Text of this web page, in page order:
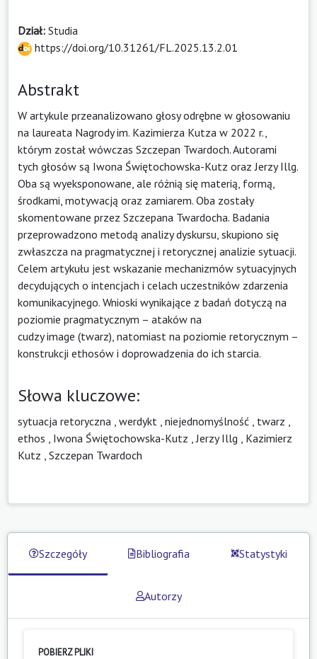
Dział: Studia
https://doi.org/10.31261/FL.2025.13.2.01
Abstrakt
W artykule przeanalizowano głosy odrębne w głosowaniu
na laureata Nagrody im. Kazimierza Kutza w 2022 r.,
którym został wówczas Szczepan Twardoch. Autorami
tych głosów są Iwona Świętochowska-Kutz oraz Jerzy Illg.
Oba są wyeksponowane, ale różnią się materią, formą,
środkami, motywacją oraz zamiarem. Oba zostały
skomentowane przez Szczepana Twardocha. Badania
przeprowadzono metodą analizy dyskursu, skupiono się
zwłaszcza na pragmatycznej i retorycznej analizie sytuacji.
Celem artykułu jest wskazanie mechanizmów sytuacyjnych
decydujących o intencjach i celach uczestników zdarzenia
komunikacyjnego. Wnioski wynikające z badań dotyczą na
poziomie pragmatycznym – ataków na
cudzy image (twarz), natomiast na poziomie retorycznym –
konstrukcji ethosów i doprowadzenia do ich starcia.
Słowa kluczowe:
sytuacja retoryczna werdykt niejednomyślność twarz
ethos
Iwona Świętochowska-Kutz ,Jerzy Illg
Kazimierz
Kutz Szczepan Twardoch
Szczegóły Bibliografia Statystyki
Autorzy
POBIERZ PLIKI